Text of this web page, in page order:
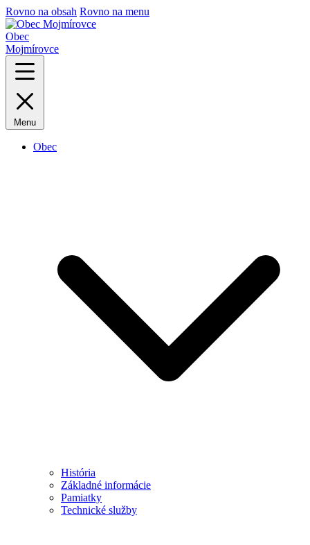
Rovno na obsah Rovno na menu
Obec
Mojmírovce
Menu
Obec
História
Základné informácie
Pamiatky
Technické služby